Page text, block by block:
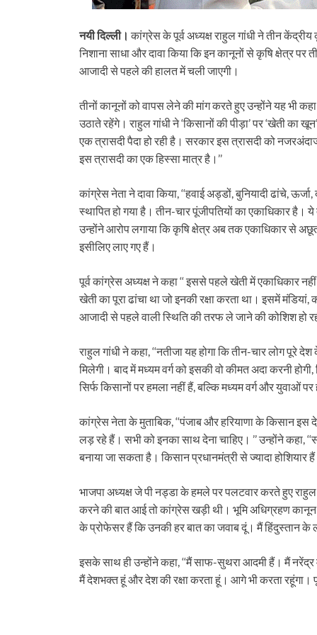
नयी दिल्ली। कांग्रेस के पूर्व अध्यक्ष राहुल गांधी ने तीन
निशाना साधा और दावा किया कि इन कानूनों से कृषि क्षेत्र पर
आजादी से पहले की हालत में चली जाएगी।
तीनों कानूनों को वापस लेने की मांग करते हुए उन्होंने यह भी
उठाते रहेंगे। राहुल गांधी ने ‘किसानों की पीड़ा’ पर ‘खेती का
एक त्रासदी पैदा हो रही है। सरकार इस त्रासदी को
इस त्रासदी का एक हिस्सा मात्र है।’’
कांग्रेस नेता ने दावा किया, ‘‘हवाई अड्डों, बुनियादी ढांचे,
स्थापित हो गया है। तीन-चार पूंजीपतियों का एकाधिकार है।
उन्होंने आरोप लगाया कि कृषि क्षेत्र अब तक एकाधिकार से
इसीलिए लाए गए हैं।
पूर्व कांग्रेस अध्यक्ष ने कहा ‘‘ इससे पहले खेती में एकाधिकार
खेती का पूरा ढांचा था जो इनकी रक्षा करता था। इसमें
आजादी से पहले वाली स्थिति की तरफ ले जाने की कोशिश हो
राहुल गांधी ने कहा, ‘‘नतीजा यह होगा कि तीन-चार लोग
मिलेगी। बाद में मध्यम वर्ग को इसकी वो कीमत अदा करनी
सिर्फ किसानों पर हमला नहीं हैं, बल्कि मध्यम वर्ग और युवाओं
कांग्रेस नेता के मुताबिक, ‘‘पंजाब और हरियाणा के किसान
लड़ रहे हैं। सभी को इनका साथ देना चाहिए। ’’ उन्होंने
बनाया जा सकता है। किसान प्रधानमंत्री से ज्यादा होशियार
भाजपा अध्यक्ष जे पी नड्डा के हमले पर पलटवार करते हुए
करने की बात आई तो कांग्रेस खड़ी थी। भूमि अधिग्रहण
के प्रोफेसर हैं कि उनकी हर बात का जवाब दूं। मैं हिंदुस्तान के
इसके साथ ही उन्होंने कहा, ‘‘मैं साफ-सुथरा आदमी हैं। मैं
मैं देशभक्त हूं और देश की रक्षा करता हूं। आगे भी करता रहूंगा।